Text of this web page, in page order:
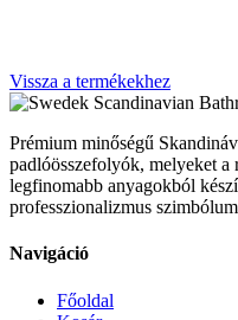
Vissza a termékekhez
Scandinavian
Prémium minőségű
padlóösszefolyók, melyeket a
legfinomabb anyagokból
professzionalizmus
Navigáció
Főoldal